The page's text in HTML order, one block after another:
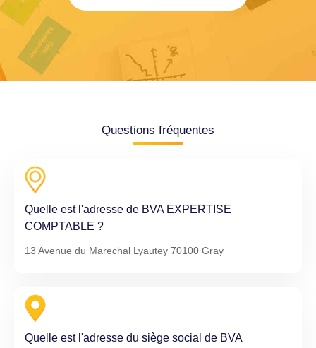
Questions fréquentes
Quelle est l'adresse de BVA EXPERTISE
COMPTABLE ?
13 Avenue du Marechal Lyautey 70100 Gray
Quelle est l'adresse du siège social de BVA